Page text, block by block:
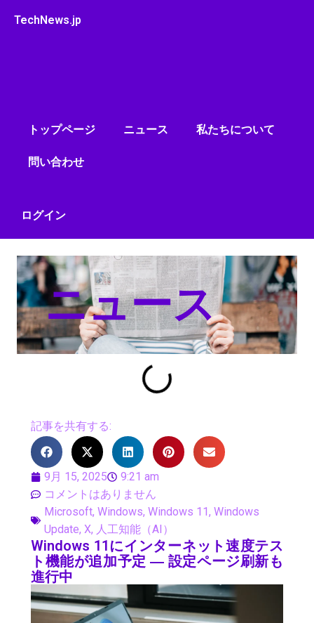
TechNews.jp
トップページ ニュース 私たちについて
問い合わせ
ログイン
ニュース
記事を共有する:
9月 15, 2025
9:21 am
コメントはありません
Microsoft, Windows, Windows 11, Windows
Update, X, 人工知能（AI）
Windows 11にインターネット速度テス
ト機能が追加予定 ― 設定ページ刷新も
進行中